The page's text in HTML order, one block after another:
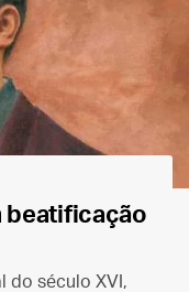
beatificação
do século XVI,